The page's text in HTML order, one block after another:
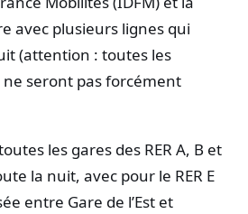
avec plusieurs lignes qui
(attention : toutes les
seront pas forcément
les gares des RER A, B et
la nuit, avec pour le RER E
entre Gare de l’Est et